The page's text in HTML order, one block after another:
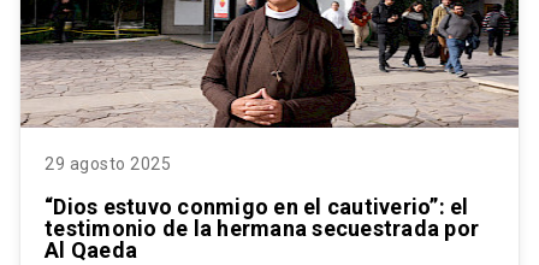
29 agosto 2025
“Dios estuvo conmigo en el cautiverio”: el
testimonio de la hermana secuestrada por
Al Qaeda